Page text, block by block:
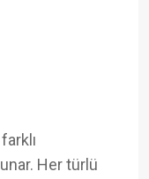
Her türlü